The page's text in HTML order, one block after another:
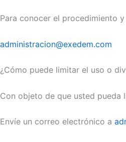
Para conocer el procedimiento
administracion@exedem.com
¿Cómo puede limitar el uso o
Con objeto de que usted pueda
Envíe un correo electrónico a